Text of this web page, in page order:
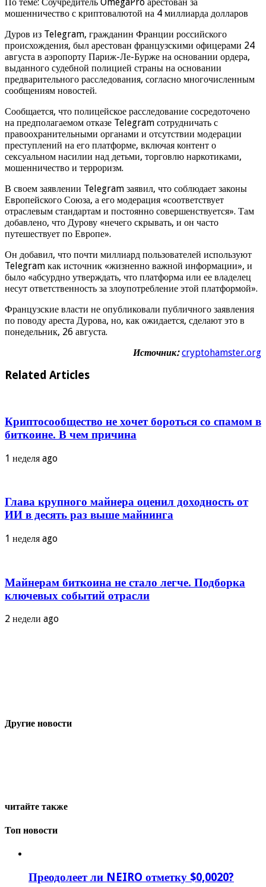
мошенничество с криптовалютой на 4 миллиарда долларов
Дуров из Telegram, гражданин Франции российского
происхождения, был арестован французскими офицерами 24
августа в аэропорту Париж-Ле-Бурже на основании ордера,
выданного судебной полицией страны на основании
предварительного расследования, согласно многочисленным
сообщениям новостей.
Сообщается, что полицейское расследование сосредоточено
на предполагаемом отказе Telegram сотрудничать с
правоохранительными органами и отсутствии модерации
преступлений на его платформе, включая контент о
сексуальном насилии над детьми, торговлю наркотиками,
мошенничество и терроризм.
В своем заявлении Telegram заявил, что соблюдает законы
Европейского Союза, а его модерация «соответствует
отраслевым стандартам и постоянно совершенствуется». Там
добавлено, что Дурову «нечего скрывать, и он часто
путешествует по Европе».
Он добавил, что почти миллиард пользователей используют
Telegram как источник «жизненно важной информации», и
было «абсурдно утверждать, что платформа или ее владелец
несут ответственность за злоупотребление этой платформой».
Французские власти не опубликовали публичного заявления
по поводу ареста Дурова, но, как ожидается, сделают это в
понедельник, 26 августа.
Источник: cryptohamster.org
Related Articles
Криптосообщество не хочет бороться со спамом в
биткоине. В чем причина
1 неделя ago
Глава крупного майнера оценил доходность от
ИИ в десять раз выше майнинга
1 неделя ago
Майнерам биткоина не стало легче. Подборка
ключевых событий отрасли
2 недели ago
Другие новости
читайте также
Топ новости
Преодолеет ли NEIRO отметку $0,0020?